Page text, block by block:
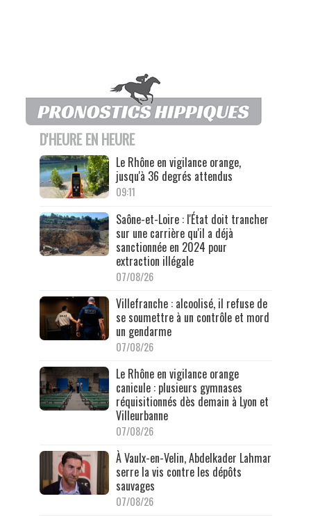
D'HEURE EN HEURE
Le Rhône en vigilance orange,
jusqu'à 36 degrés attendus
09:11
Saône-et-Loire : l'État doit trancher
sur une carrière qu'il a déjà
sanctionnée en 2024 pour
extraction illégale
07/08/26
Villefranche : alcoolisé, il refuse de
se soumettre à un contrôle et mord
un gendarme
07/08/26
Le Rhône en vigilance orange
canicule : plusieurs gymnases
réquisitionnés dès demain à Lyon et
Villeurbanne
07/08/26
À Vaulx-en-Velin, Abdelkader Lahmar
serre la vis contre les dépôts
sauvages
07/08/26